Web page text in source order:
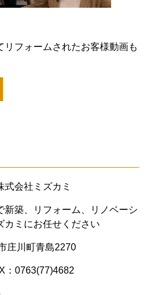
リフォームされたお客様動画も
会社ミズカミ
新築、リフォーム、リノベーシ
カミにお任せください
庄川町青島2270
0763(77)4682